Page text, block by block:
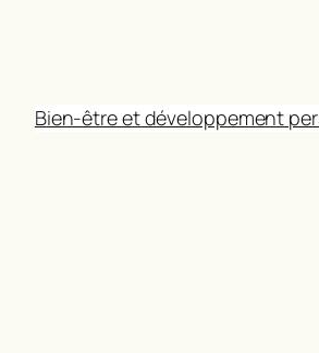
Bien-être et développement